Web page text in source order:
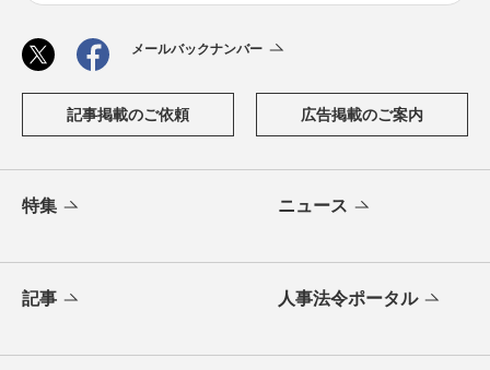
メールバックナンバー
記事掲載のご依頼 広告掲載のご案内
特集 ニュース
記事 人事法令ポータル